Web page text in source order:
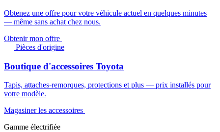
Obtenez une offre pour votre véhicule actuel en quelques minutes
— même sans achat chez nous.
Obtenir mon offre
Pièces d'origine
Boutique d'accessoires Toyota
Tapis, attaches-remorques, protections et plus — prix installés pour
votre modèle.
Magasiner les accessoires
Gamme électrifiée